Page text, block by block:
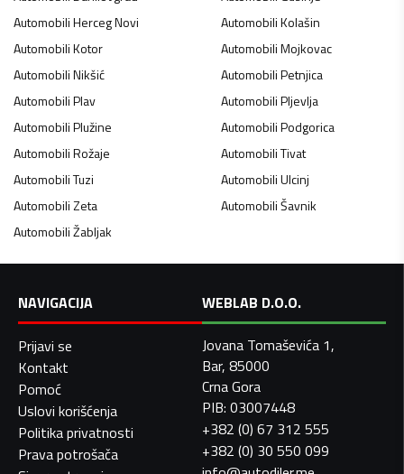
AutomobiliHerceg Novi AutomobiliKolašin
AutomobiliKotor AutomobiliMojkovac
AutomobiliNikšić AutomobiliPetnjica
AutomobiliPlav AutomobiliPljevlja
AutomobiliPlužine AutomobiliPodgorica
AutomobiliRožaje AutomobiliTivat
AutomobiliTuzi AutomobiliUlcinj
AutomobiliZeta AutomobiliŠavnik
AutomobiliŽabljak
NAVIGACIJA
Prijavi se
Kontakt
Pomoć
Uslovi korišćenja
Politika privatnosti
Prava potrošača
WEBLAB D.O.O.
Jovana Tomaševića 1,
Bar, 85000
Crna Gora
PIB: 03007448
+382 (0) 67 312 555
+382 (0) 30 550 099